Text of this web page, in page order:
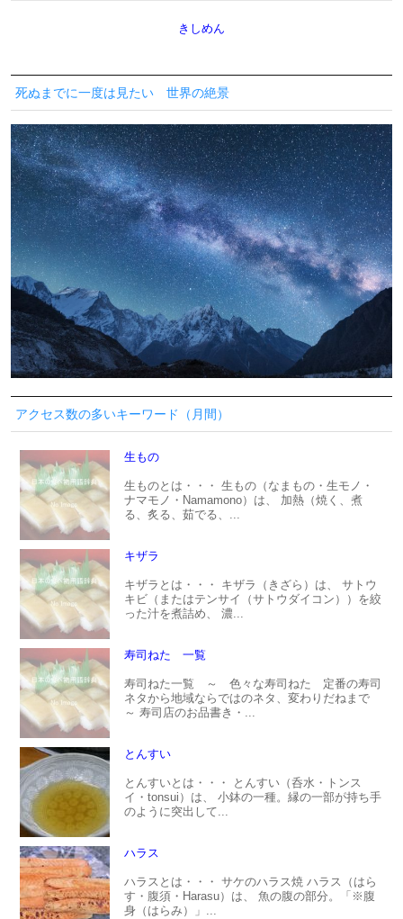
きしめん
死ぬまでに一度は見たい 世界の絶景
アクセス数の多いキーワード（月間）
生もの
生ものとは・・・ 生もの（なまもの・生モノ・
ナマモノ・Namamono）は、 加熱（焼く、煮
る、炙る、茹でる、...
キザラ
キザラとは・・・ キザラ（きざら）は、 サトウ
キビ（またはテンサイ（サトウダイコン））を絞
った汁を煮詰め、 濃...
寿司ねた 一覧
寿司ねた一覧 ～ 色々な寿司ねた 定番の寿司
ネタから地域ならではのネタ、変わりだねまで
～ 寿司店のお品書き・...
とんすい
とんすいとは・・・ とんすい（呑水・トンス
イ・tonsui）は、 小鉢の一種。縁の一部が持ち手
のように突出して...
ハラス
ハラスとは・・・ サケのハラス焼 ハラス（はら
す・腹須・Harasu）は、 魚の腹の部分。「※腹
身（はらみ）」...